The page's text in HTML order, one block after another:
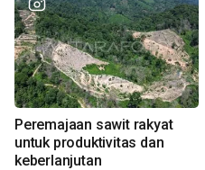
Peremajaan sawit rakyat
untuk produktivitas dan
keberlanjutan